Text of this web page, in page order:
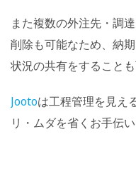
また複数の外注先・調
削除も可能なため、納
状況の共有をすることも
Jootoは工程管理を見え
リ・ムダを省くお手伝い